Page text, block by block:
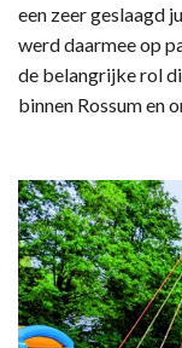
een zeer geslaagd
werd daarmee op
de belangrijke rol
binnen Rossum en